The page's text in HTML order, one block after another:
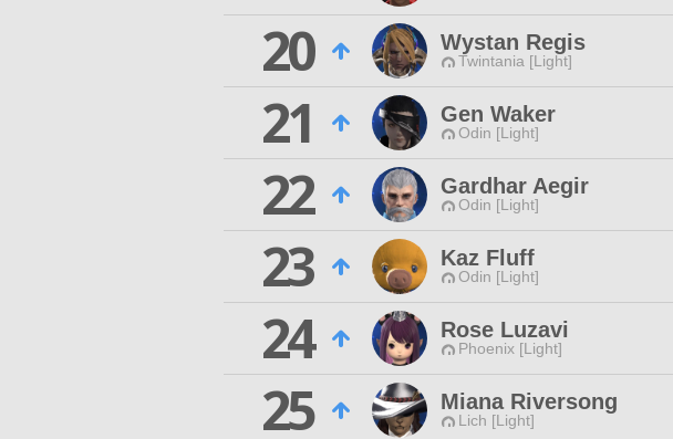
20
Wystan Regis
Twintania [Light]
21
Gen Waker
Odin [Light]
22
Gardhar Aegir
Odin [Light]
23
Kaz Fluff
Odin [Light]
24
Rose Luzavi
Phoenix [Light]
25
Miana Riversong
Lich [Light]